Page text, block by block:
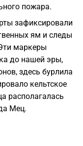
пожара.
зафиксировали
ям и следы
маркеры
до нашей эры,
здесь бурлила
кельтское
располагалась
Мец.